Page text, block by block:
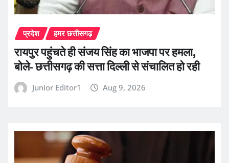
प्रदेश हमर छत्तीसगढ़
रायपुर पहुंचते ही संजय सिंह का भाजपा पर हमला,
बोले- छत्तीसगढ़ की सत्ता दिल्ली से संचालित हो रही
Junior Editor1 Aug 9, 2026